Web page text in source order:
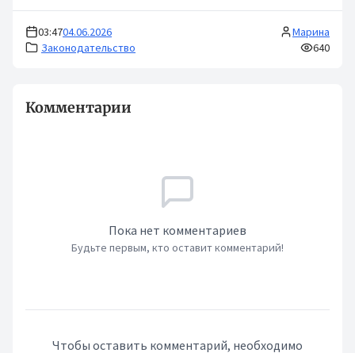
03:4704.06.2026
Законодательство
Марина
640
Комментарии
Пока нет комментариев
Будьте первым, кто оставит комментарий!
Чтобы оставить комментарий, необходимо